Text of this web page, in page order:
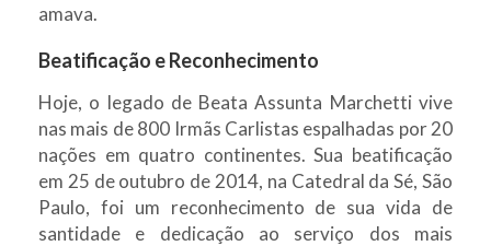
amava.
Beatificação e Reconhecimento
Hoje, o legado de Beata Assunta Marchetti vive
nas mais de 800 Irmãs Carlistas espalhadas por 20
nações em quatro continentes. Sua beatificação
em 25 de outubro de 2014, na Catedral da Sé, São
Paulo, foi um reconhecimento de sua vida de
santidade e dedicação ao serviço dos mais